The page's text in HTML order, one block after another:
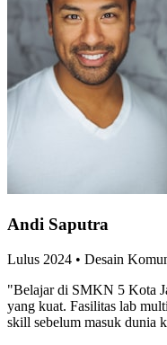
Andi Saputra
Lulus 2024 • Desain
"Belajar di SMKN 5 Kota
yang kuat. Fasilitas lab
skill sebelum masuk dunia